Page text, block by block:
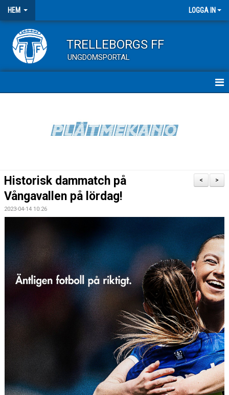
HEM LOGGA IN
TRELLEBORGS FF
UNGDOMSPORTAL
UNGDOMSMATCHER
>
<
Historisk dammatch på
Vångavallen på lördag!
2023-04-14 10:26